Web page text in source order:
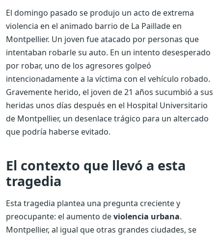
El domingo pasado se produjo un acto de extrema
violencia en el animado barrio de La Paillade en
Montpellier. Un joven fue atacado por personas que
intentaban robarle su auto. En un intento desesperado
por robar, uno de los agresores golpeó
intencionadamente a la víctima con el vehículo robado.
Gravemente herido, el joven de 21 años sucumbió a sus
heridas unos días después en el Hospital Universitario
de Montpellier, un desenlace trágico para un altercado
que podría haberse evitado.
El contexto que llevó a esta
tragedia
Esta tragedia plantea una pregunta creciente y
preocupante: el aumento deviolencia urbana.
Montpellier, al igual que otras grandes ciudades, se